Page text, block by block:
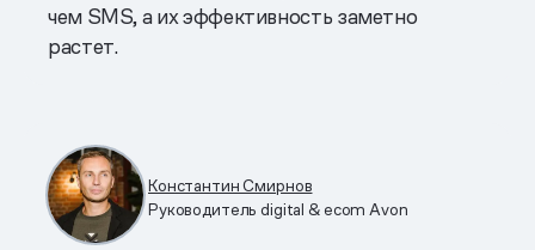
чем SMS, а их эффективность заметно
растет.
Константин Смирнов
Руководитель digital & ecom Avon